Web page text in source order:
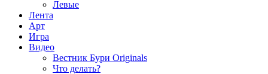
Левые
Лента
Арт
Игра
Видео
Вестник Бури Originals
Что делать?